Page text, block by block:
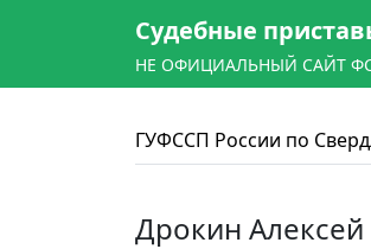
Судебные
НЕ ОФИЦИАЛЬНЫЙ САЙТ
ГУФССП России по
Дрокин